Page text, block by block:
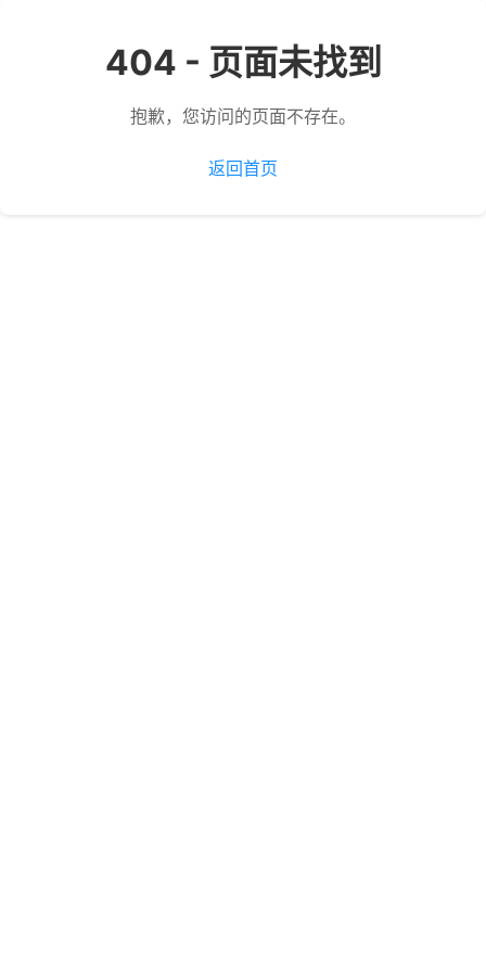
404 - 页面未找到
抱歉，您访问的页面不存在。
返回首页